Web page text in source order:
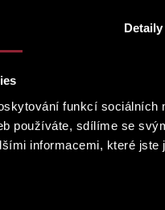
Detaily
funkcí
používáte, sdílíme se
informacemi, které
что мы планируем.
нашего проекта Йиржи
интересные факты
владельцы. , а также